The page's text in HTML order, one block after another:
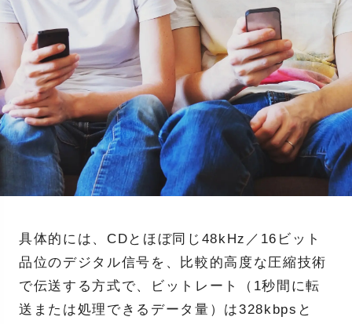
具体的には、CDとほぼ同じ48kHz／16ビット
品位のデジタル信号を、比較的高度な圧縮技術
で伝送する方式で、ビットレート（1秒間に転
送または処理できるデータ量）は328kbpsと